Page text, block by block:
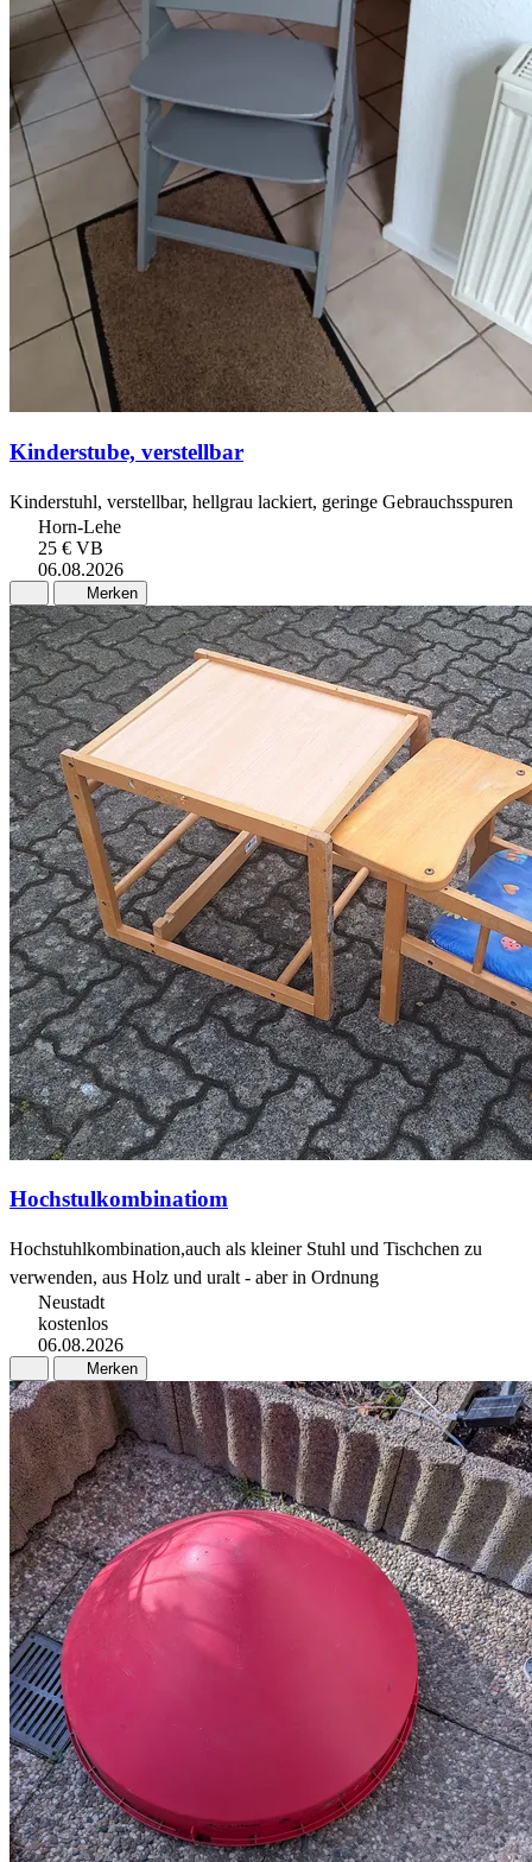
Kinderstube, verstellbar
Kinderstuhl, verstellbar, hellgrau lackiert, geringe Gebrauchsspuren
Horn-Lehe
25 € VB
06.08.2026
Merken
Hochstulkombinatiom
Hochstuhlkombination,auch als kleiner Stuhl und Tischchen zu
verwenden, aus Holz und uralt - aber in Ordnung
Neustadt
kostenlos
06.08.2026
Merken